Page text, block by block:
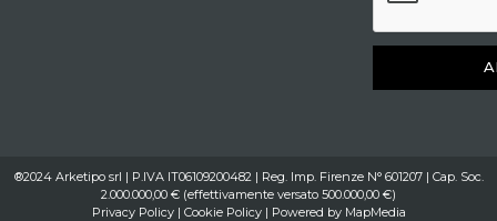
®2024 Arketipo srl | P.IVA IT06109200482 | Reg. Imp. Firenze N° 601207 | Cap. Soc.
2.000.000,00 € (effettivamente versato 500.000,00 €)
Privacy Policy| Cookie Policy| Powered by MapMedia